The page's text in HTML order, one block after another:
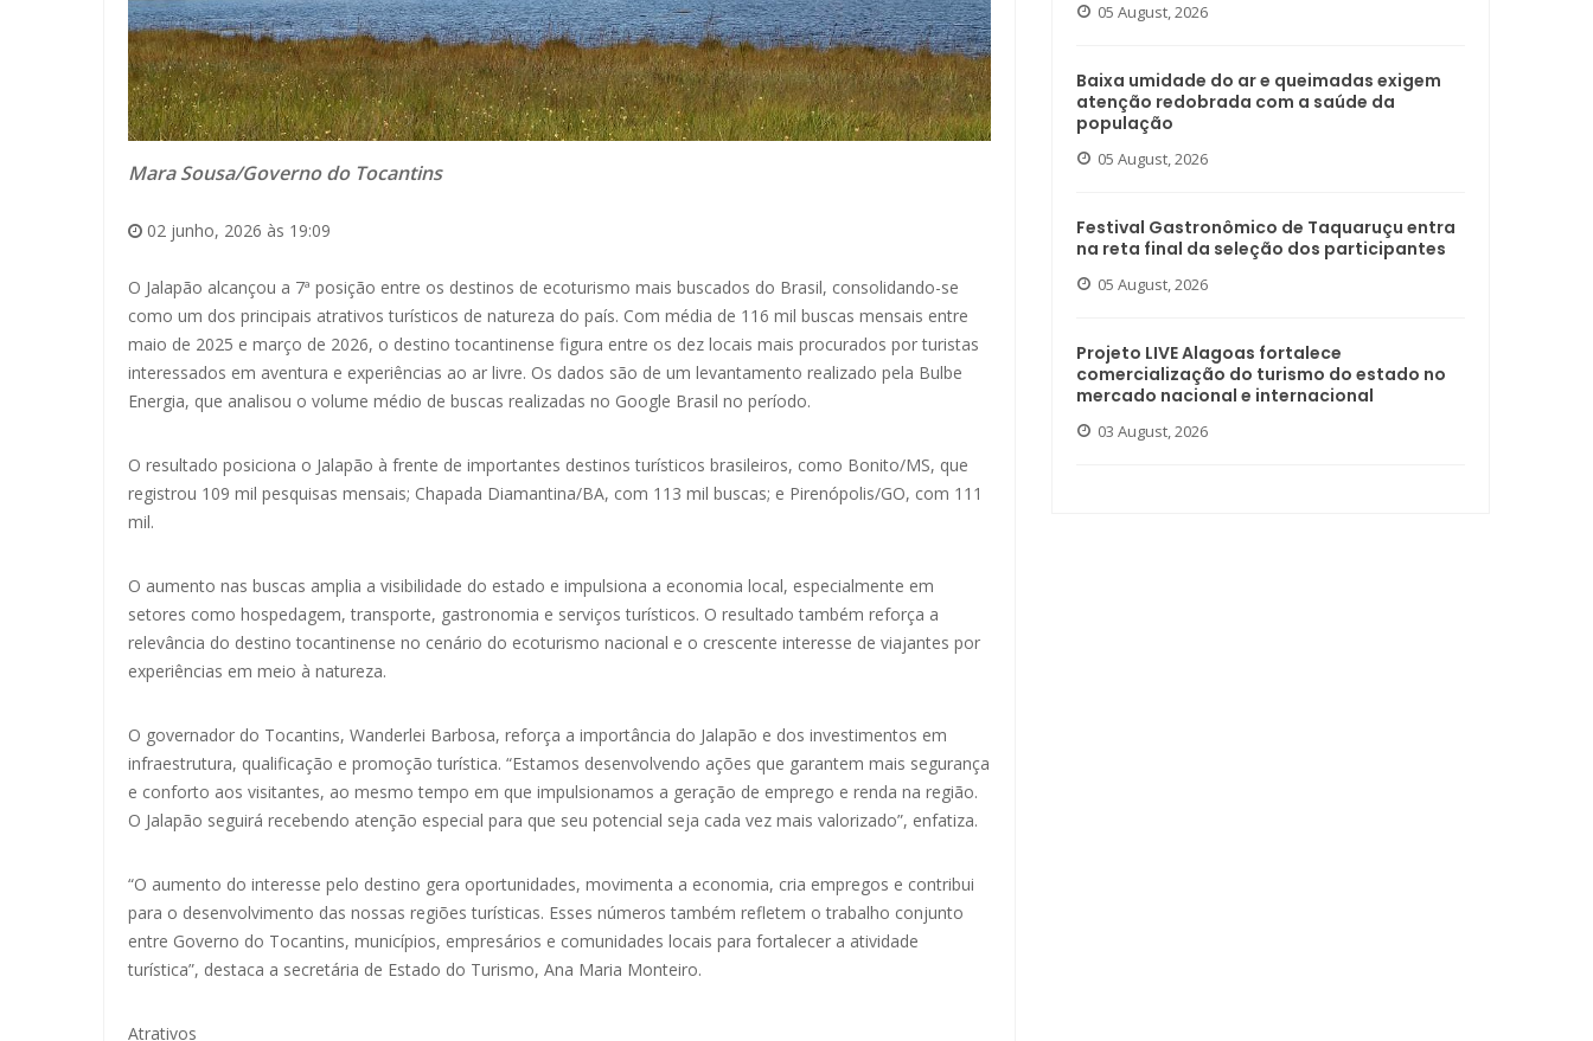
Mara Sousa/Governo do Tocantins
02 junho, 2026 às 19:09
O Jalapão alcançou a 7ª posição entre os destinos de ecoturismo mais buscados do Brasil, consolidando-se
como um dos principais atrativos turísticos de natureza do país. Com média de 116 mil buscas mensais entre
maio de 2025 e março de 2026, o destino tocantinense figura entre os dez locais mais procurados por turistas
interessados em aventura e experiências ao ar livre. Os dados são de um levantamento realizado pela Bulbe
Energia, que analisou o volume médio de buscas realizadas no Google Brasil no período.
O resultado posiciona o Jalapão à frente de importantes destinos turísticos brasileiros, como Bonito/MS, que
registrou 109 mil pesquisas mensais; Chapada Diamantina/BA, com 113 mil buscas; e Pirenópolis/GO, com 111
mil.
O aumento nas buscas amplia a visibilidade do estado e impulsiona a economia local, especialmente em
setores como hospedagem, transporte, gastronomia e serviços turísticos. O resultado também reforça a
relevância do destino tocantinense no cenário do ecoturismo nacional e o crescente interesse de viajantes por
experiências em meio à natureza.
O governador do Tocantins, Wanderlei Barbosa, reforça a importância do Jalapão e dos investimentos em
infraestrutura, qualificação e promoção turística. “Estamos desenvolvendo ações que garantem mais segurança
e conforto aos visitantes, ao mesmo tempo em que impulsionamos a geração de emprego e renda na região.
O Jalapão seguirá recebendo atenção especial para que seu potencial seja cada vez mais valorizado”, enfatiza.
“O aumento do interesse pelo destino gera oportunidades, movimenta a economia, cria empregos e contribui
para o desenvolvimento das nossas regiões turísticas. Esses números também refletem o trabalho conjunto
entre Governo do Tocantins, municípios, empresários e comunidades locais para fortalecer a atividade
turística”, destaca a secretária de Estado do Turismo, Ana Maria Monteiro.
Atrativos
05 August, 2026
Baixa umidade do ar e queimadas exigem
atenção redobrada com a saúde da
população
05 August, 2026
Festival Gastronômico de Taquaruçu entra
na reta final da seleção dos participantes
05 August, 2026
Projeto LIVE Alagoas fortalece
comercialização do turismo do estado no
mercado nacional e internacional
03 August, 2026